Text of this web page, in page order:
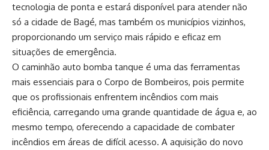
tecnologia de ponta e estará disponível para atender não
só a cidade de Bagé, mas também os municípios vizinhos,
proporcionando um serviço mais rápido e eficaz em
situações de emergência.
O caminhão auto bomba tanque é uma das ferramentas
mais essenciais para o Corpo de Bombeiros, pois permite
que os profissionais enfrentem incêndios com mais
eficiência, carregando uma grande quantidade de água e, ao
mesmo tempo, oferecendo a capacidade de combater
incêndios em áreas de difícil acesso. A aquisição do novo